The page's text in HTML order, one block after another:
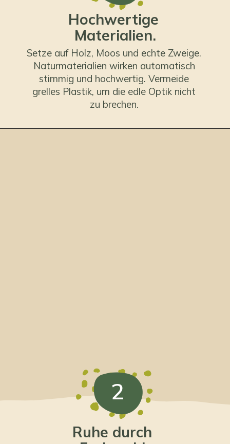
Hochwertige
Materialien.
Setze auf Holz, Moos und echte Zweige.
Naturmaterialien wirken automatisch
stimmig und hochwertig. Vermeide
grelles Plastik, um die edle Optik nicht
zu brechen.
2
Ruhe durch